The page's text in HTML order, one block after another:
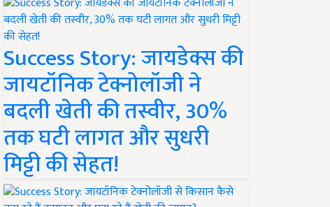
Success Story: जायडेक्स की
जायटॉनिक टेक्नोलॉजी ने
बदली खेती की तस्वीर, 30%
तक घटी लागत और सुधरी
मिट्टी की सेहत!